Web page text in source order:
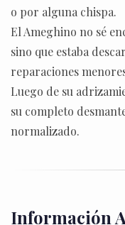
o por alguna chispa.
El Ameghino no sé
sino que estaba
reparaciones
Luego de su
su completo
normalizado.
Información